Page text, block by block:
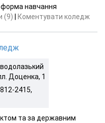
навчання
(9)
Коментувати коледж
Доценка, 1
2415,
та за державним